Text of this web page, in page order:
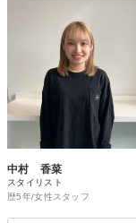
中村 香菜
スタイリスト
歴5年/女性スタッフ